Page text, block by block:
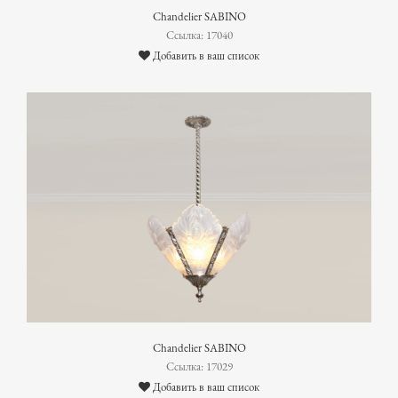
Chandelier SABINO
Ссылка: 17040
Добавить в ваш список
Chandelier SABINO
Ссылка: 17029
Добавить в ваш список